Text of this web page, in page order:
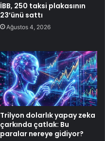
İBB, 250 taksi plakasının
23’ünü sattı
Ağustos 4, 2026
Trilyon dolarlık yapay zeka
çarkında çatlak: Bu
paralar nereye gidiyor?